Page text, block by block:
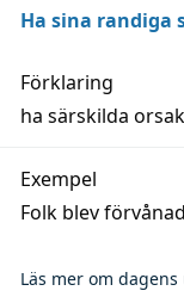
Ha sina randiga
Förklaring
ha särskilda
Exempel
Folk blev
Läs mer om